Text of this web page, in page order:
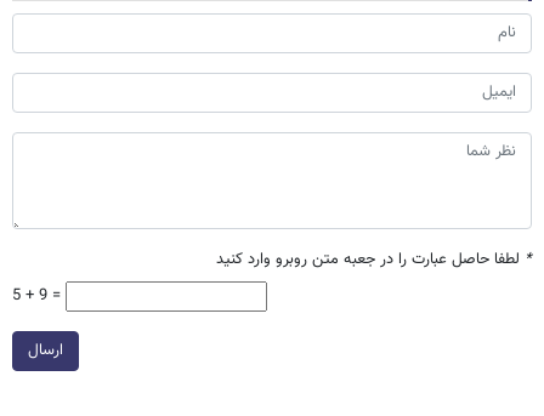
* لطفا حاصل عبارت را در جعبه متن روبرو وارد کنید
5 + 9 =
ارسال